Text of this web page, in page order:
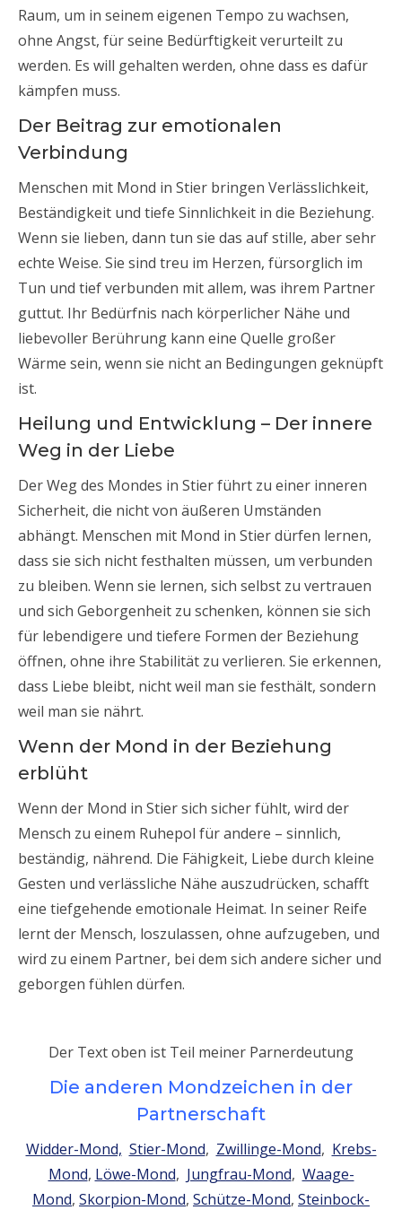
Raum, um in seinem eigenen Tempo zu wachsen,
ohne Angst, für seine Bedürftigkeit verurteilt zu
werden. Es will gehalten werden, ohne dass es dafür
kämpfen muss.
Der Beitrag zur emotionalen
Verbindung
Menschen mit Mond in Stier bringen Verlässlichkeit,
Beständigkeit und tiefe Sinnlichkeit in die Beziehung.
Wenn sie lieben, dann tun sie das auf stille, aber sehr
echte Weise. Sie sind treu im Herzen, fürsorglich im
Tun und tief verbunden mit allem, was ihrem Partner
guttut. Ihr Bedürfnis nach körperlicher Nähe und
liebevoller Berührung kann eine Quelle großer
Wärme sein, wenn sie nicht an Bedingungen geknüpft
ist.
Heilung und Entwicklung – Der innere
Weg in der Liebe
Der Weg des Mondes in Stier führt zu einer inneren
Sicherheit, die nicht von äußeren Umständen
abhängt. Menschen mit Mond in Stier dürfen lernen,
dass sie sich nicht festhalten müssen, um verbunden
zu bleiben. Wenn sie lernen, sich selbst zu vertrauen
und sich Geborgenheit zu schenken, können sie sich
für lebendigere und tiefere Formen der Beziehung
öffnen, ohne ihre Stabilität zu verlieren. Sie erkennen,
dass Liebe bleibt, nicht weil man sie festhält, sondern
weil man sie nährt.
Wenn der Mond in der Beziehung
erblüht
Wenn der Mond in Stier sich sicher fühlt, wird der
Mensch zu einem Ruhepol für andere – sinnlich,
beständig, nährend. Die Fähigkeit, Liebe durch kleine
Gesten und verlässliche Nähe auszudrücken, schafft
eine tiefgehende emotionale Heimat. In seiner Reife
lernt der Mensch, loszulassen, ohne aufzugeben, und
wird zu einem Partner, bei dem sich andere sicher und
geborgen fühlen dürfen.
Der Text oben ist Teil meiner Parnerdeutung
Die anderen Mondzeichen in der
Partnerschaft
Widder-Mond, Stier-Mond, Zwillinge-Mond, Krebs-
Mond, Löwe-Mond, Jungfrau-Mond, Waage-
Mond, Skorpion-Mond, Schütze-Mond, Steinbock-